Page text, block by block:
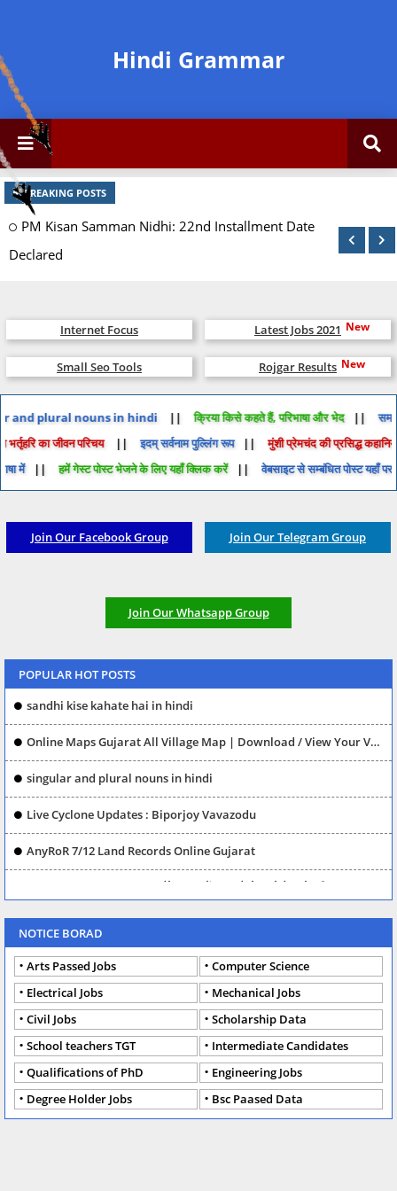
Hindi Grammar
BREAKING POSTS
PM Kisan Samman Nidhi: 22nd Installment Date
Declared
Internet Focus Latest Jobs 2021
Small Seo Tools Rojgar Results
and plural nouns in hindi
क्रिया किसे कहते हैं, परिभाषा और भेद
भर्तृहरि का जीवन परिचय
इदम् सर्वनाम पुल्लिंग रूप
मुंशी प्रेमचंद की प्रसिद्ध
भाषा में
हमें गेस्ट पोस्ट भेजने के लिए यहाँ क्लिक करें वेबसाइट से सम्बंधित पोस्ट
Join Our Facebook Group Join Our Telegram Group
Join Our Whatsapp Group
POPULAR HOT POSTS
Gujarat All Bus depot Help Line Numbers and Live Bus location @gsrtc.in
sandhi kise kahate hai in hindi
Online Maps Gujarat All Village Map | Download / View Your Village Map
singular and plural nouns in hindi
Live Cyclone Updates : Biporjoy Vavazodu
AnyRoR 7/12 Land Records Online Gujarat
Aadhar Card Update -घर बैठे आधार में सुधार कैसे करते है, जाने तरीका?
money making apps for android phones
Gujarat AnyRoR Online 7/12 8A Land Records
NOTICE BORAD
Arts Passed Jobs
Computer Science
Electrical Jobs
Mechanical Jobs
Civil Jobs
Scholarship Data
School teachers TGT
Intermediate Candidates
Qualifications of PhD
Engineering Jobs
Degree Holder Jobs
Bsc Paased Data